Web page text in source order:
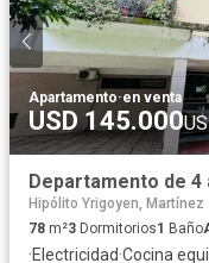
Apartamento·en venta
USD 145.000
Hipólito Yrigoyen, Martínez
78 m²3 Dormitorios1 Baño
·Electricidad·Cocina